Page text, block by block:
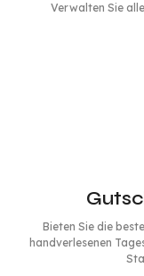
Verwalten Sie
Bieten Sie die
handverlesenen